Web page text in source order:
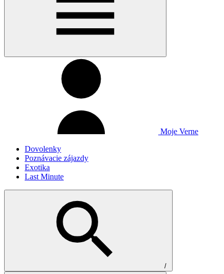
Moje Verne
Dovolenky
Poznávacie zájazdy
Exotika
Last Minute
/